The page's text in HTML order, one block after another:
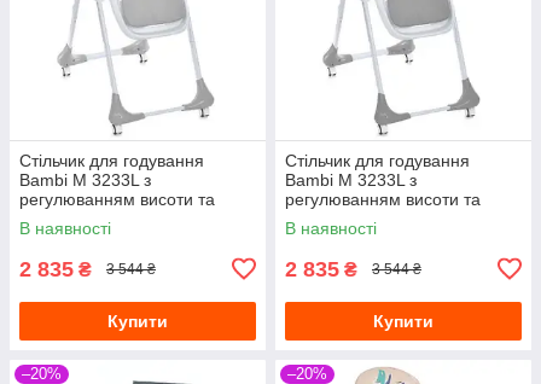
Стільчик для годування
Bambi M 3233L з
регулюванням висоти та
нахилу спинки Сірий
В наявності
2 835 ₴ 3 544 ₴
Купити
Стільчик для годування
Bambi M 3233L з
регулюванням висоти та
нахилу спинки Темно-сірий
В наявності
2 835 ₴ 3 544 ₴
Купити
–20% –20%